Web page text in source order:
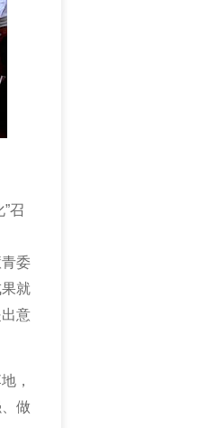
召
委
就
意
，
做